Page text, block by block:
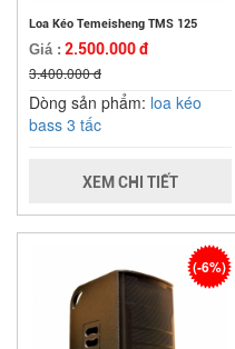
Loa Kéo Temeisheng TMS 125
Giá : 2.500.000 đ
3.400.000 đ
Dòng sản phẩm: loa kéo
bass 3 tấc
XEM CHI TIẾT
(-6%)